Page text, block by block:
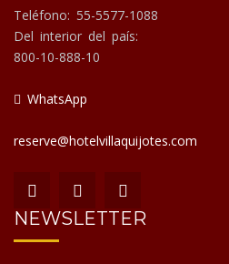
Teléfono: 55-5577-1088
Del interior del país:
800-10-888-10
WhatsApp
reserve@hotelvillaquijotes.com
NEWSLETTER